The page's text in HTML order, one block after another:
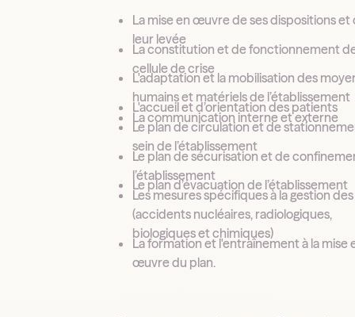
La mise en œuvre de ses dispositions et
leur levée
La constitution et de fonctionnement
cellule de crise
L'adaptation et la mobilisation des
humains et matériels de l’établissement
L'accueil et d’orientation des patients
La communication interne et externe
Le plan de circulation et de
sein de l’établissement
Le plan de sécurisation et de
l’établissement
Le plan d’évacuation de l’établissement
Les mesures spécifiques à la gestion des
(accidents nucléaires, radiologiques,
biologiques et chimiques)
La formation et l'entraînement à la mise
œuvre du plan.